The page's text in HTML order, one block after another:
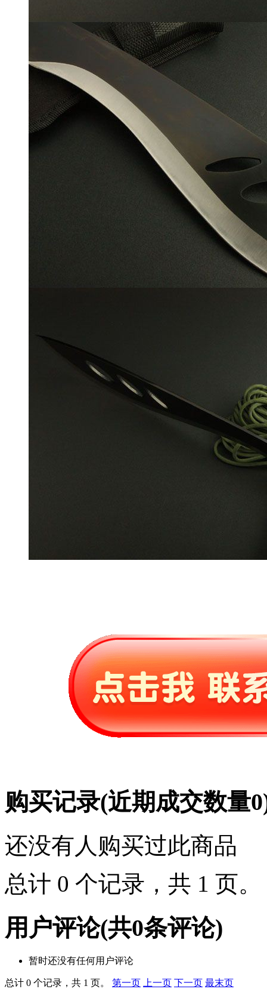
购买记录(近期成交数量0
还没有人购买过此商品
总计 0 个记录，共 1 页。
用户评论(共0条评论)
暂时还没有任何用户评论
总计 0 个记录，共 1 页。 第一页 上一页 下一页 最末页